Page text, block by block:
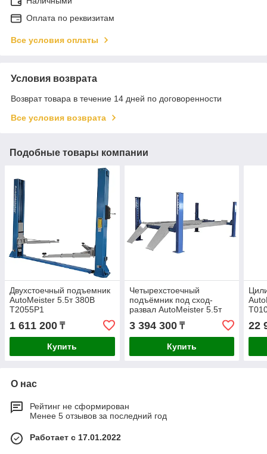
Оплата по реквизитам
Все условия оплаты
Условия возврата
Возврат товара в течение 14 дней по договоренности
Все условия возврата
Подобные товары компании
Двухстоечный подъемник
AutoMeister 5.5т 380В
T2055P1
1 611 200 ₸
Купить
Четырехстоечный
подъёмник под сход-
развал AutoMeister 5.5т
380В T4155A
3 394 300₸
Купить
22
О нас
Рейтинг не сформирован
Менее 5 отзывов за последний год
Работает с 17.01.2022